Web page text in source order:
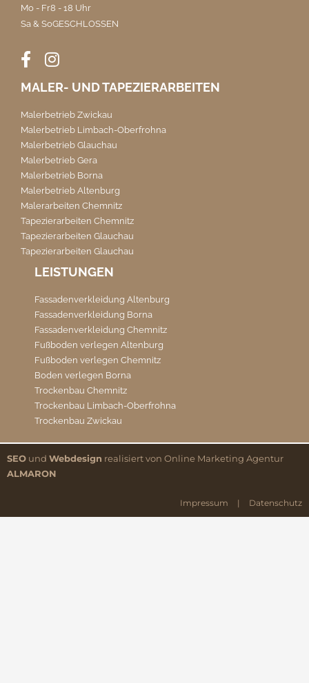
Mo - Fr8 - 18 Uhr
Sa & SoGESCHLOSSEN
MALER- UND TAPEZIERARBEITEN
Malerbetrieb Zwickau
Malerbetrieb Limbach-Oberfrohna
Malerbetrieb Glauchau
Malerbetrieb Gera
Malerbetrieb Borna
Malerbetrieb Altenburg
Malerarbeiten Chemnitz
Tapezierarbeiten Chemnitz
Tapezierarbeiten Glauchau
Tapezierarbeiten Glauchau
LEISTUNGEN
Fassadenverkleidung Altenburg
Fassadenverkleidung Borna
Fassadenverkleidung Chemnitz
Fußboden verlegen Altenburg
Fußboden verlegen Chemnitz
Boden verlegen Borna
Trockenbau Chemnitz
Trockenbau Limbach-Oberfrohna
Trockenbau Zwickau
SEO und Webdesign realisiert von Online Marketing Agentur
ALMARON
Impressum | Datenschutz